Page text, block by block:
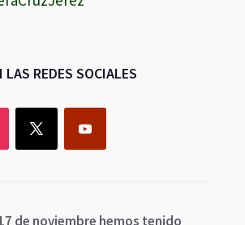
REDES SOCIALES
de noviembre hemos tenido